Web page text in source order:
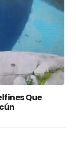
Que